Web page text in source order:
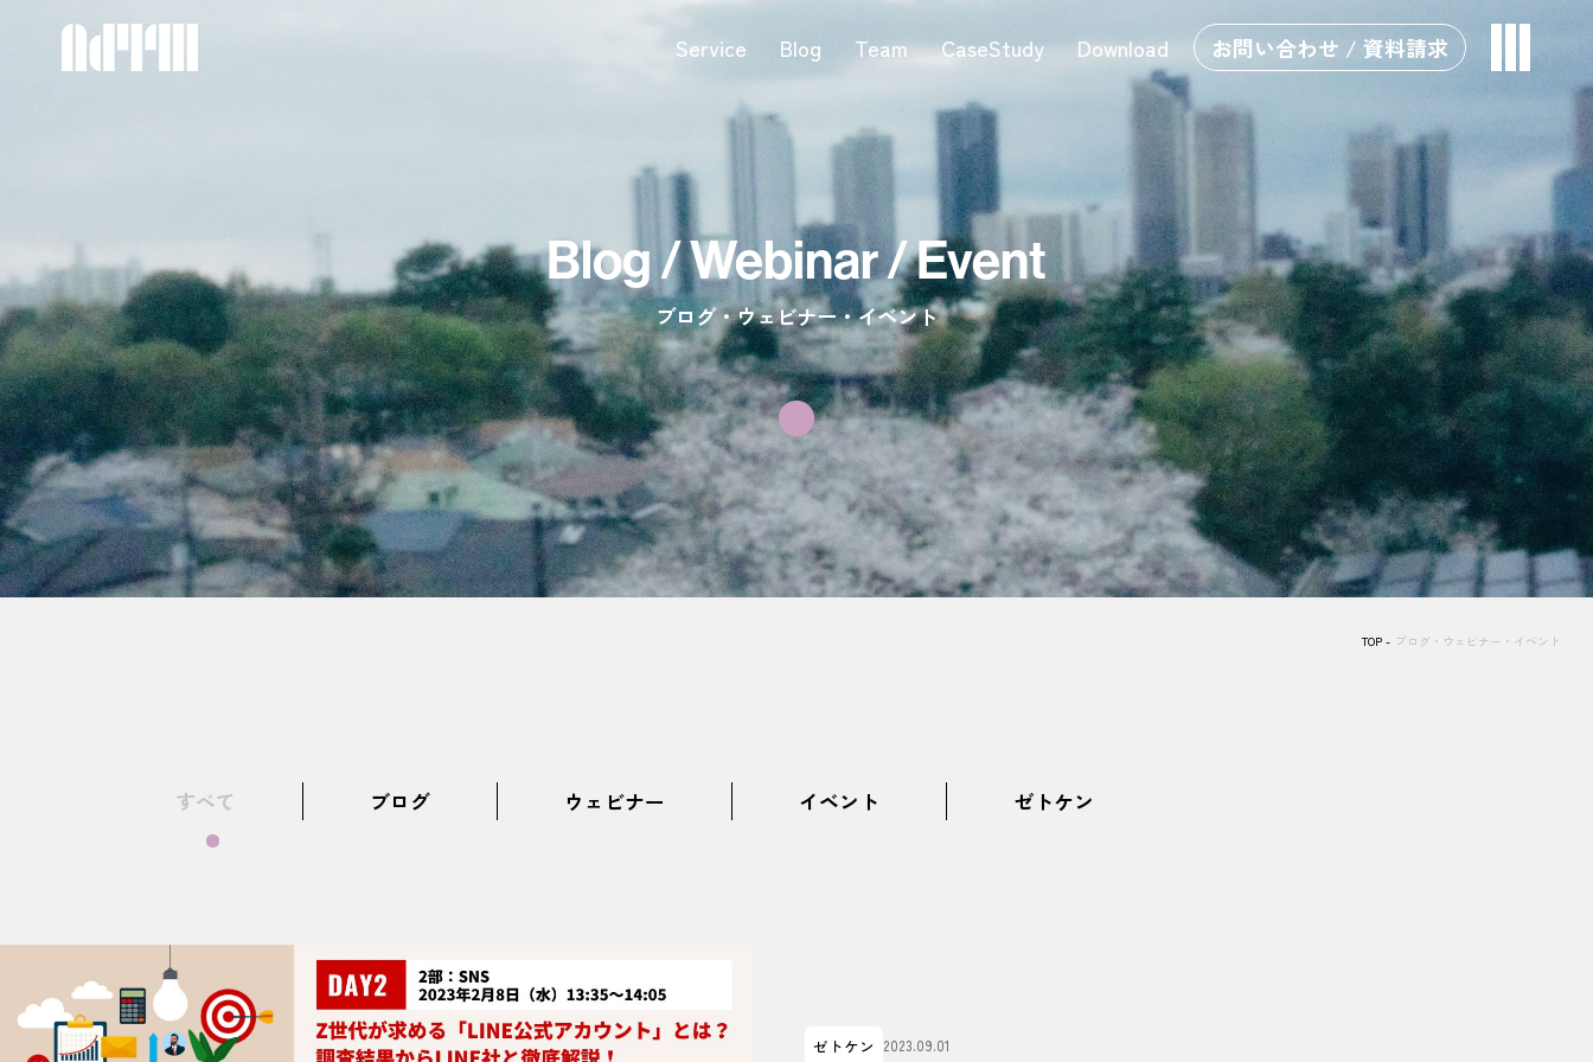
Service Blog Team CaseStudy Download お問い合わせ / 資料請求
Blog / Webinar / Event
ブログ・ウェビナー・イベント
TOP ブログ・ウェビナー・イベント
すべて ブログ ウェビナー イベント ゼトケン
ゼトケン 2023.09.01